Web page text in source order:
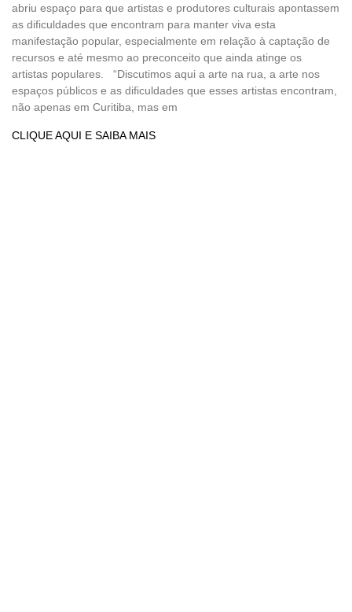
abriu espaço para que artistas e produtores culturais apontassem
as dificuldades que encontram para manter viva esta
manifestação popular, especialmente em relação à captação de
recursos e até mesmo ao preconceito que ainda atinge os
artistas populares. “Discutimos aqui a arte na rua, a arte nos
espaços públicos e as dificuldades que esses artistas encontram,
não apenas em Curitiba, mas em
CLIQUE AQUI E SAIBA MAIS